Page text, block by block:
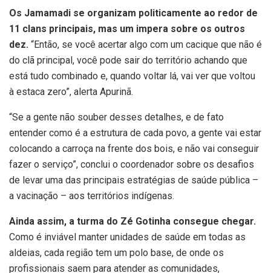
Os Jamamadi se organizam politicamente ao redor de
11 clans principais, mas um impera sobre os outros
dez. “Então, se você acertar algo com um cacique que não é
do clã principal, você pode sair do território achando que
está tudo combinado e, quando voltar lá, vai ver que voltou
à estaca zero”, alerta Apurinã.
“Se a gente não souber desses detalhes, e de fato
entender como é a estrutura de cada povo, a gente vai estar
colocando a carroça na frente dos bois, e não vai conseguir
fazer o serviço”, conclui o coordenador sobre os desafios
de levar uma das principais estratégias de saúde pública –
a vacinação – aos territórios indígenas.
Ainda assim, a turma do Zé Gotinha consegue chegar.
Como é inviável manter unidades de saúde em todas as
aldeias, cada região tem um polo base, de onde os
profissionais saem para atender as comunidades,